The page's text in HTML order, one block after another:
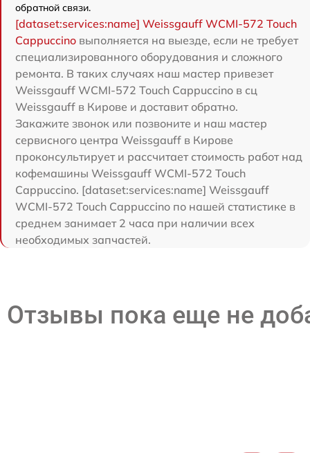
обратной связи.
[dataset:services:name] Weissgauff WCMI-572 Touch
Cappuccino выполняется на выезде, если не требует
специализированного оборудования и сложного
ремонта. В таких случаях наш мастер привезет
Weissgauff WCMI-572 Touch Cappuccino в сц
Weissgauff в Кирове и доставит обратно.
Закажите звонок или позвоните и наш мастер
сервисного центра Weissgauff в Кирове
проконсультирует и рассчитает стоимость работ над
кофемашины Weissgauff WCMI-572 Touch
Cappuccino. [dataset:services:name] Weissgauff
WCMI-572 Touch Cappuccino по нашей статистике в
среднем занимает 2 часа при наличии всех
необходимых запчастей.
Отзывы пока еще не